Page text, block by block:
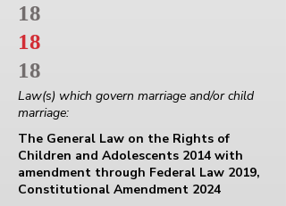
18
18
18
Law(s) which govern marriage and/or child
marriage:
The General Law on the Rights of
Children and Adolescents 2014 with
amendment through Federal Law 2019,
Constitutional Amendment 2024